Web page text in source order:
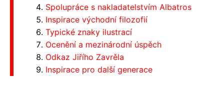
Spolupráce s nakladatelstvím Albatros
Inspirace východní filozofií
Typické znaky ilustrací
Ocenění a mezinárodní úspěch
Odkaz Jiřího Zavrěla
Inspirace pro další generace